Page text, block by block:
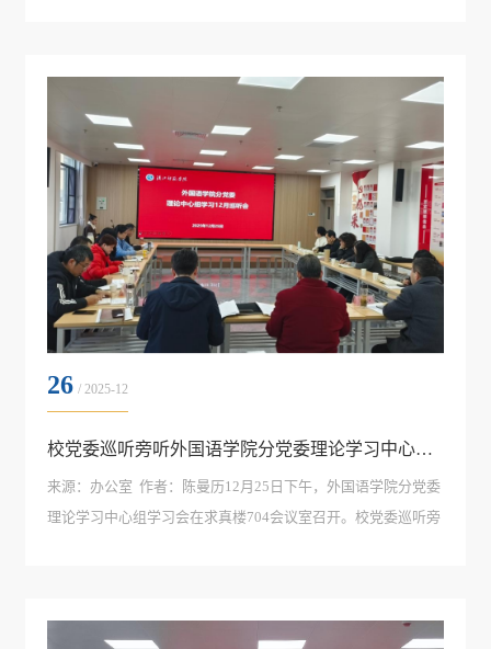
26 / 2025-12
校党委巡听旁听外国语学院分党委理论学习中心组学习
来源：办公室 作者：陈曼历‍12月25日下午，外国语学院分党委
理论学习中心组学习会在求真楼704会议室召开。校党委巡听旁
织、会议程序的规范、内容...